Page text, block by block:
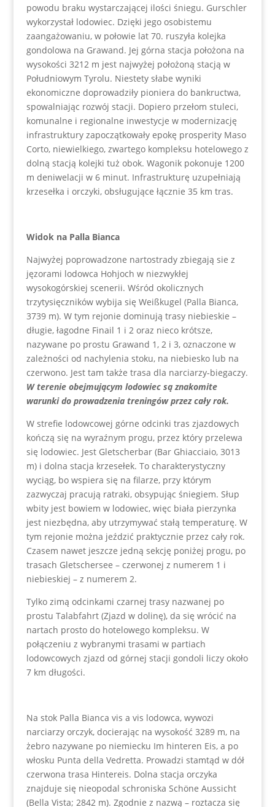
powodu braku wystarczającej ilości śniegu. Gurschler
wykorzystał lodowiec. Dzięki jego osobistemu
zaangażowaniu, w połowie lat 70. ruszyła kolejka
gondolowa na Grawand. Jej górna stacja położona na
wysokości 3212 m jest najwyżej położoną stacją w
Południowym Tyrolu. Niestety słabe wyniki
ekonomiczne doprowadziły pioniera do bankructwa,
spowalniając rozwój stacji. Dopiero przełom stuleci,
komunalne i regionalne inwestycje w modernizację
infrastruktury zapoczątkowały epokę prosperity Maso
Corto, niewielkiego, zwartego kompleksu hotelowego z
dolną stacją kolejki tuż obok. Wagonik pokonuje 1200
m deniwelacji w 6 minut. Infrastrukturę uzupełniają
krzesełka i orczyki, obsługujące łącznie 35 km tras.
Widok na Palla Bianca
Najwyżej poprowadzone nartostrady zbiegają sie z
jęzorami lodowca Hohjoch w niezwykłej
wysokogórskiej scenerii. Wśród okolicznych
trzytysięczników wybija się Weißkugel (Palla Bianca,
3739 m). W tym rejonie dominują trasy niebieskie –
długie, łagodne Finail 1 i 2 oraz nieco krótsze,
nazywane po prostu Grawand 1, 2 i 3, oznaczone w
zależności od nachylenia stoku, na niebiesko lub na
czerwono. Jest tam także trasa dla narciarzy-biegaczy.
W terenie obejmującym lodowiec są znakomite
warunki do prowadzenia treningów przez cały rok.
W strefie lodowcowej górne odcinki tras zjazdowych
kończą się na wyraźnym progu, przez który przelewa
się lodowiec. Jest Gletscherbar (Bar Ghiacciaio, 3013
m) i dolna stacja krzesełek. To charakterystyczny
wyciąg, bo wspiera się na filarze, przy którym
zazwyczaj pracują ratraki, obsypując śniegiem. Słup
wbity jest bowiem w lodowiec, więc biała pierzynka
jest niezbędna, aby utrzymywać stałą temperaturę. W
tym rejonie można jeździć praktycznie przez cały rok.
Czasem nawet jeszcze jedną sekcję poniżej progu, po
trasach Gletschersee – czerwonej z numerem 1 i
niebieskiej – z numerem 2.
Tylko zimą odcinkami czarnej trasy nazwanej po
prostu Talabfahrt (Zjazd w dolinę), da się wrócić na
nartach prosto do hotelowego kompleksu. W
połączeniu z wybranymi trasami w partiach
lodowcowych zjazd od górnej stacji gondoli liczy około
7 km długości.
Na stok Palla Bianca vis a vis lodowca, wywozi
narciarzy orczyk, docierając na wysokość 3289 m, na
żebro nazywane po niemiecku Im hinteren Eis, a po
włosku Punta della Vedretta. Prowadzi stamtąd w dół
czerwona trasa Hintereis. Dolna stacja orczyka
znajduje się nieopodal schroniska Schöne Aussicht
(Bella Vista; 2842 m). Zgodnie z nazwą – roztacza się